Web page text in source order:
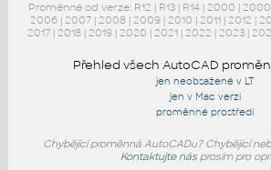
Proměnné od verze: R12 | R13 | R14 | 2000 |
2006 | 2007 | 2008 | 2009 | 2010 | 2011 | 2012 |
2017 | 2018 | 2019 | 2020 | 2021 | 2022 | 2023 |
Přehled všech AutoCAD
jen neobsažené v LT
jen v Mac verzi
proměnné prostředí
Chybějící proměnná AutoCADu? Chybějící
Kontaktujte násprosím pro